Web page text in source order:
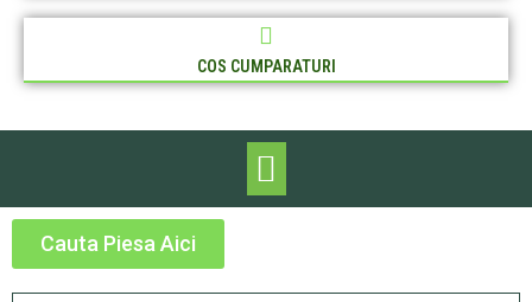
COS CUMPARATURI
Cauta Piesa Aici